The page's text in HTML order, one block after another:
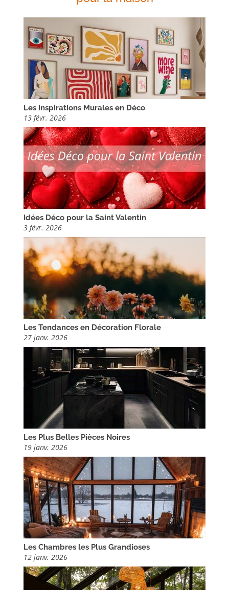
Les Inspirations Murales en Déco
13 févr. 2026
Idées Déco pour la Saint Valentin
3 févr. 2026
Les Tendances en Décoration Florale
27 janv. 2026
Les Plus Belles Pièces Noires
19 janv. 2026
Les Chambres les Plus Grandioses
12 janv. 2026